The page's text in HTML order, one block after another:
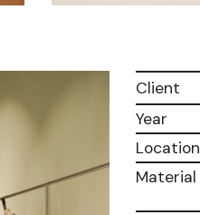
Client
Year
Location
Material